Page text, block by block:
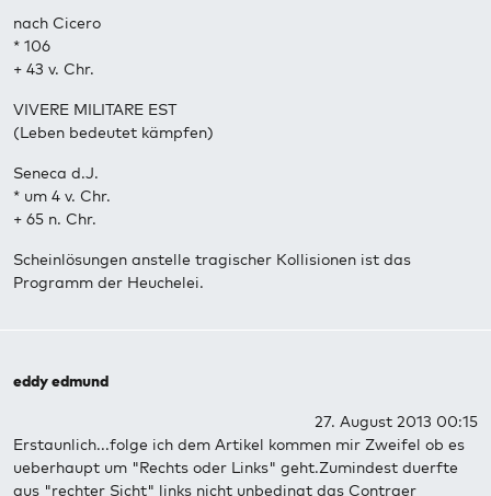
nach Cicero
* 106
+ 43 v. Chr.
VIVERE MILITARE EST
(Leben bedeutet kämpfen)
Seneca d.J.
* um 4 v. Chr.
+ 65 n. Chr.
Scheinlösungen anstelle tragischer Kollisionen ist das
Programm der Heuchelei.
eddy edmund
27. August 2013 00:15
Erstaunlich...folge ich dem Artikel kommen mir Zweifel ob es
ueberhaupt um "Rechts oder Links" geht.Zumindest duerfte
aus "rechter Sicht" links nicht unbedingt das Contraer